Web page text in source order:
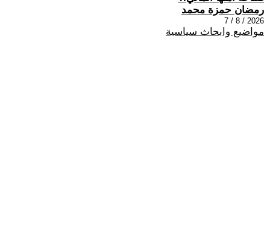
رمضان حمزة محمد
2026 / 8 / 7
مواضيع وابحاث سياسية